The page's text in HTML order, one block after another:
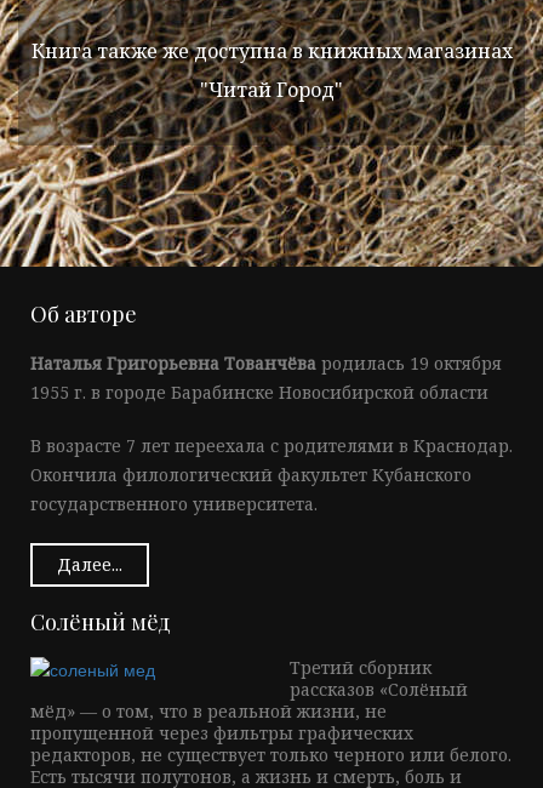
Книга также же доступна в книжных магазинах
"Читай Город"
Об авторе
Наталья Григорьевна Тованчёва родилась 19 октября
1955 г. в городе Барабинске Новосибирской области
В возрасте 7 лет переехала с родителями в Краснодар.
Окончила филологический факультет Кубанского
государственного университета.
Далее...
Солёный мёд
Третий сборник
рассказов «Солёный
мёд» — о том, что в реальной жизни, не
пропущенной через фильтры графических
редакторов, не существует только черного или белого.
Есть тысячи полутонов, а жизнь и смерть, боль и